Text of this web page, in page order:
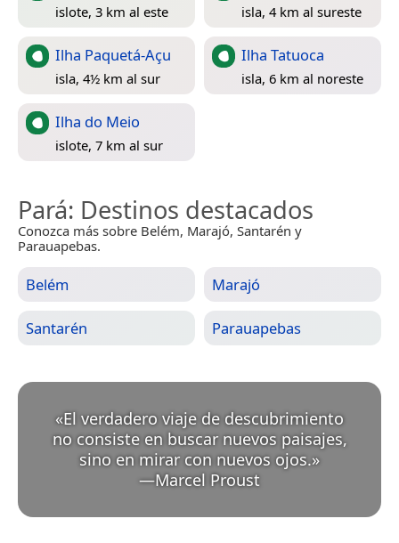
islote, 3 km al este isla, 4 km al sureste
Ilha Paquetá-Açu
isla, 4½ km al sur
Ilha Tatuoca
isla, 6 km al noreste
Ilha do Meio
islote, 7 km al sur
Pará: Destinos destacados
Conozca más sobre Belém, Marajó, Santarén y
Parauapebas.
Belém Marajó
Santarén Parauapebas
«El verdadero viaje de descubrimiento
no consiste en buscar nuevos paisajes,
sino en mirar con nuevos ojos.
—Marcel Proust